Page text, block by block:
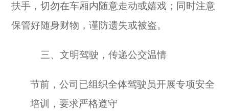
扶手，切勿在车厢内随意走动或嬉戏；同时注意
保管好随身财物，谨防遗失或被盗。
三、文明驾驶，传递公交温情
节前，公司已组织全体驾驶员开展专项安全
培训，要求严格遵守